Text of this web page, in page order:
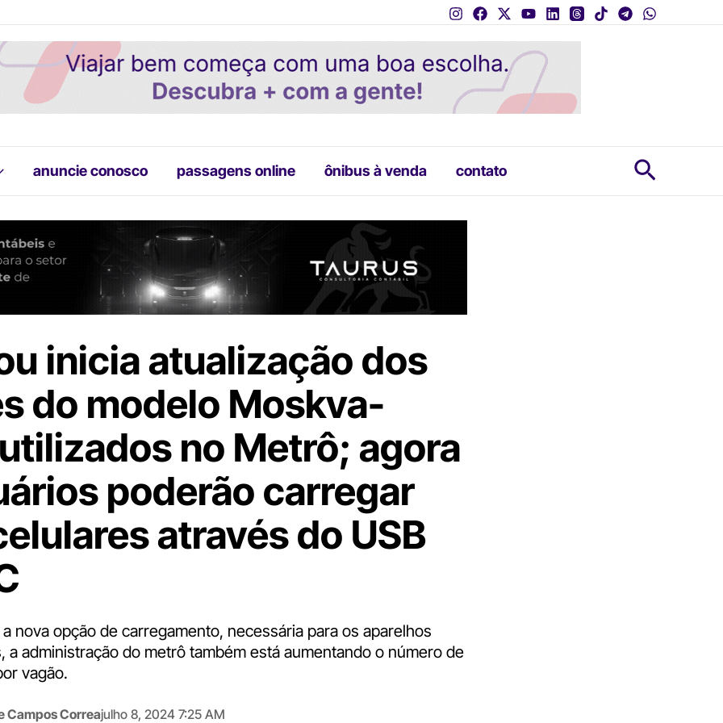
anuncie conosco passagens online ônibus à venda contato
inicia atualização dos
do modelo Moskva-
no Metrô; agora
poderão carregar
através do USB
nova opção de carregamento, necessária para os aparelhos
a administração do metrô também está aumentando o número de
vagão.
Campos Correajulho 8, 2024 7:25 AM